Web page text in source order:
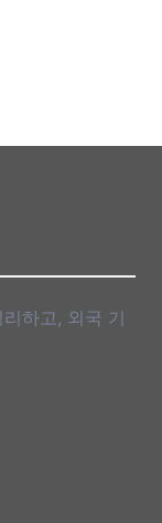
하고, 외국 기